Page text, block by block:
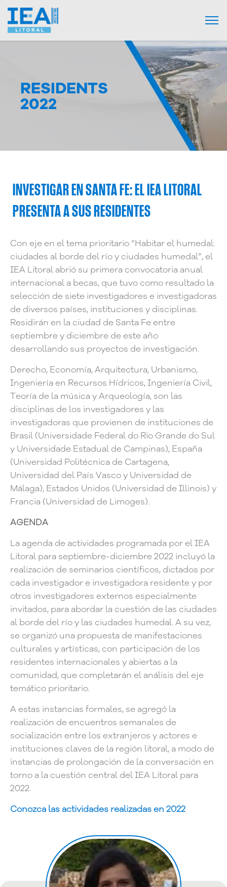
RESIDENTS
2022
INVESTIGAR EN SANTA FE: EL IEA LITORAL
PRESENTA A SUS RESIDENTES
Con eje en el tema prioritario “Habitar el humedal:
ciudades al borde del río y ciudades humedal”, el
IEA Litoral abrió su primera convocatoria anual
internacional a becas, que tuvo como resultado la
selección de siete investigadores e investigadoras
de diversos países, instituciones y disciplinas.
Residirán en la ciudad de Santa Fe entre
septiembre y diciembre de este año
desarrollando sus proyectos de investigación.
Derecho, Economía, Arquitectura, Urbanismo,
Ingeniería en Recursos Hídricos, Ingeniería Civil,
Teoría de la música y Arqueología, son las
disciplinas de los investigadores y las
investigadoras que provienen de instituciones de
Brasil (Universidade Federal do Rio Grande do Sul
y Universidade Estadual de Campinas), España
(Universidad Politécnica de Cartagena,
Universidad del País Vasco y Universidad de
Málaga), Estados Unidos (Universidad de Illinois) y
Francia (Universidad de Limoges).
AGENDA
La agenda de actividades programada por el IEA
Litoral para septiembre-diciembre 2022 incluyó la
realización de seminarios científicos, dictados por
cada investigador e investigadora residente y por
otros investigadores externos especialmente
invitados, para abordar la cuestión de las ciudades
al borde del río y las ciudades humedal. A su vez,
se organizó una propuesta de manifestaciones
culturales y artísticas, con participación de los
residentes internacionales y abiertas a la
comunidad, que completarán el análisis del eje
temático prioritario.
A estas instancias formales, se agregó la
realización de encuentros semanales de
socialización entre los extranjeros y actores e
instituciones claves de la región litoral, a modo de
instancias de prolongación de la conversación en
torno a la cuestión central del IEA Litoral para
2022.
Conozca las actividades realizadas en 2022